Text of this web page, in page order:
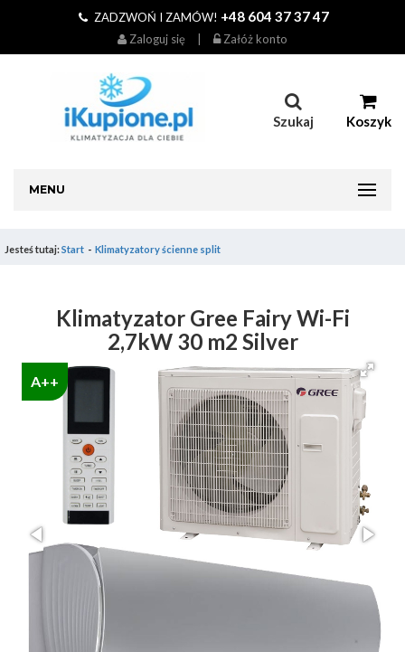
ZADZWOŃ I ZAMÓW! +48 604 37 37 47
Zaloguj się Załóż konto
Szukaj Koszyk
MENU
Jesteś tutaj:Start Klimatyzatory ścienne split
Klimatyzator Gree Fairy Wi-Fi
2,7kW 30 m2 Silver
A++